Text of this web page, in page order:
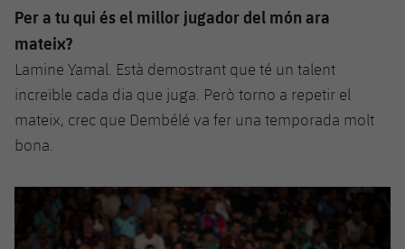
Per a tu qui és el millor jugador del món ara
mateix?
Lamine Yamal. Està demostrant que té un talent
increïble cada dia que juga. Però torno a repetir el
mateix, crec que Dembélé va fer una temporada molt
bona.